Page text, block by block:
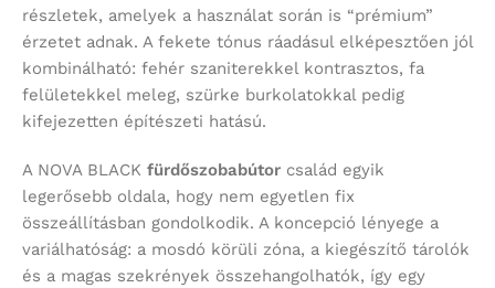
részletek, amelyek a használat során is “prémium”
érzetet adnak. A fekete tónus ráadásul elképesztően jól
kombinálható: fehér szaniterekkel kontrasztos, fa
felületekkel meleg, szürke burkolatokkal pedig
kifejezetten építészeti hatású.
A NOVA BLACK fürdőszobabútor család egyik
legerősebb oldala, hogy nem egyetlen fix
összeállításban gondolkodik. A koncepció lényege a
variálhatóság: a mosdó körüli zóna, a kiegészítő tárolók
és a magas szekrények összehangolhatók, így egy